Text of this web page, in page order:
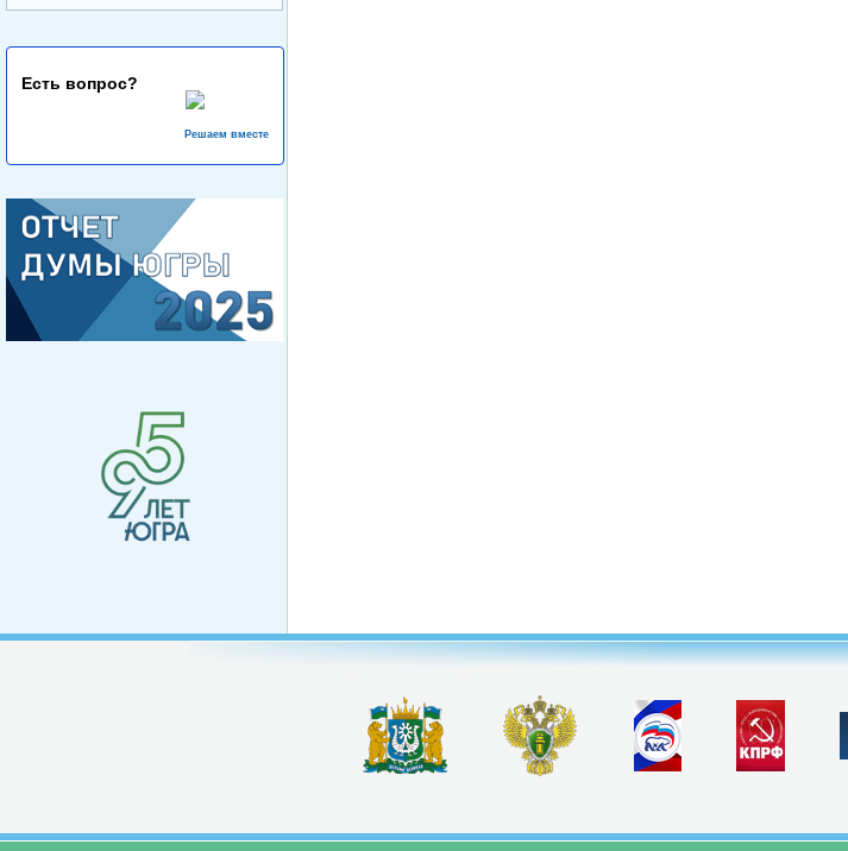
Есть вопрос?
Решаем вместе